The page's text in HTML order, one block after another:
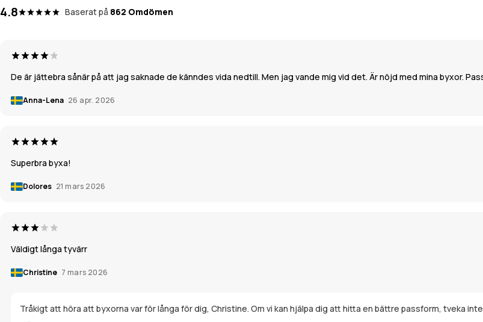
4.8 Baserat på 862 Omdömen
De är jättebra sånär på att jag saknade de känndes vida nedtill. Men jag vande mig vid det. Är nöjd med mina byxor.
Anna-Lena 26 apr. 2026
Superbra byxa!
Dolores 21 mars 2026
Väldigt långa tyvärr
Christine 7 mars 2026
Tråkigt att höra att byxorna var för långa för dig, Christine. Om vi kan hjälpa dig att hitta en bättre passform, tveka